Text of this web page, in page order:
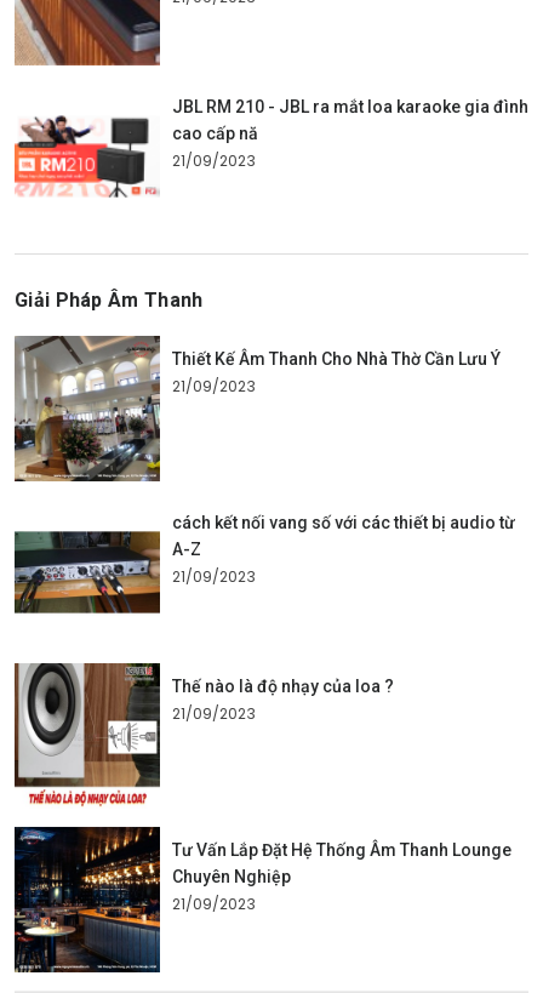
JBL RM 210 - JBL ra mắt loa karaoke gia đình
cao cấp nă
21/09/2023
Giải Pháp Âm Thanh
Thiết Kế Âm Thanh Cho Nhà Thờ Cần Lưu Ý
21/09/2023
cách kết nối vang số với các thiết bị audio từ
A-Z
21/09/2023
Thế nào là độ nhạy của loa ?
21/09/2023
Tư Vấn Lắp Đặt Hệ Thống Âm Thanh Lounge
Chuyên Nghiệp
21/09/2023